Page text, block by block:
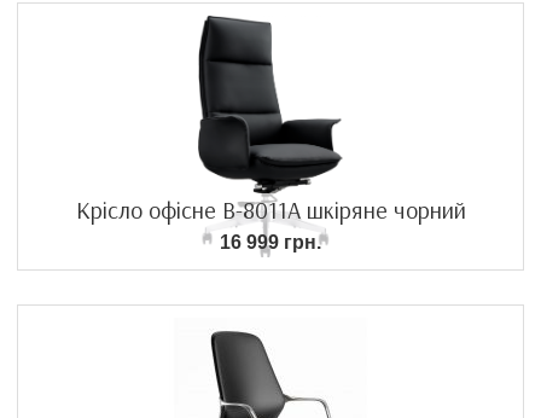
Крісло офісне B-8011A шкіряне чорний
16 999 грн.